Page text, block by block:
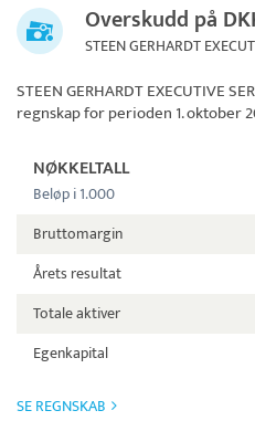
Overskudd på
STEEN GERHARDT
STEEN GERHARDT EXECUTIVE
regnskap for perioden 1. oktober
NØKKELTALL
Beløp i 1.000
Bruttomargin
Årets resultat
Totale aktiver
Egenkapital
SE REGNSKAB